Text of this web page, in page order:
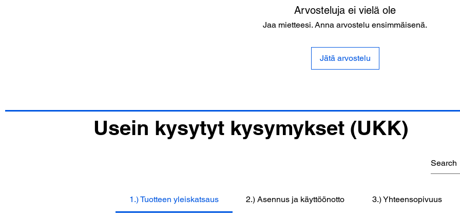
Arvosteluja ei vielä ole
Jaa mietteesi. Anna arvostelu ensimmäisenä.
Jätä arvostelu
Usein kysytyt kysymykset (UKK)
1.) Tuotteen yleiskatsaus 2.) Asennus ja käyttöönotto 3.) Yhteensopivuus